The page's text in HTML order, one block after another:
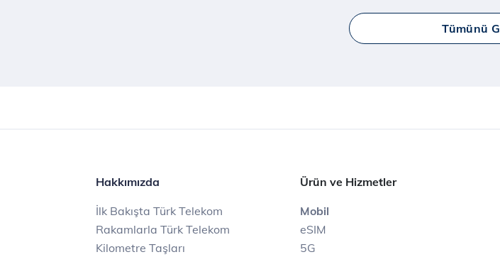
Tümünü
Hakkımızda
İlk Bakışta Türk Telekom
Rakamlarla Türk Telekom
Kilometre Taşları
Ürün ve Hizmetler
Mobil
eSIM
5G